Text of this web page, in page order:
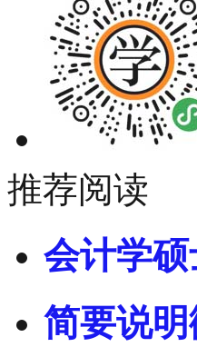
推荐阅读
会计学
简要说